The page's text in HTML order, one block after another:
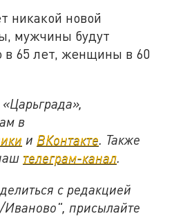
никакой новой
мужчины будут
в 65 лет, женщины в 60
в
и ВКонтакте. Также
телеграм-канал.
с редакцией
присылайте